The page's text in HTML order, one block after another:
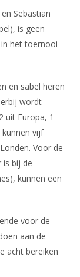
Sebastian
is geen
het toernooi
en sabel heren
wordt
uit Europa, 1
vijf
Voor de
bij de
kunnen een
voor de
aan de
acht bereiken